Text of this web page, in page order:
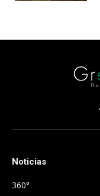
Noticias
360°